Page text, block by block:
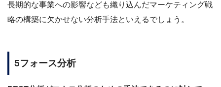
長期的な事業への影響なども織り込んだマーケティング戦
略の構築に欠かせない分析手法といえるでしょう。
5フォース分析